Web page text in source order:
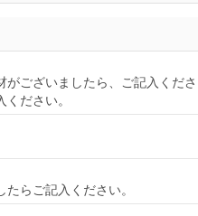
ございましたら、ご記入くださ
ださい。
らご記入ください。